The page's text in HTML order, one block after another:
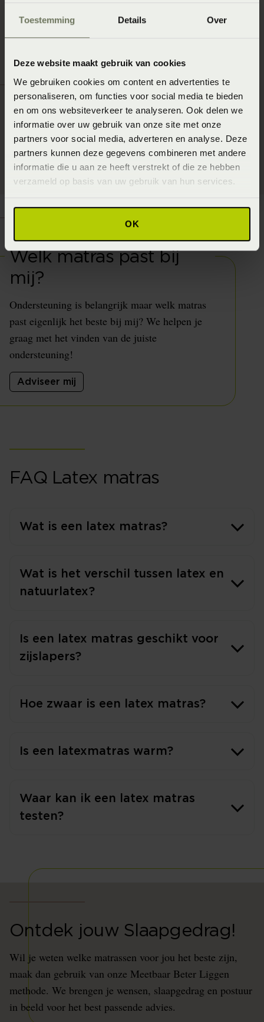
Toestemming Details Over
Deze website maakt gebruik van cookies
We gebruiken cookies om content en advertenties te
personaliseren, om functies voor social media te bieden
en om ons websiteverkeer te analyseren. Ook delen we
informatie over uw gebruik van onze site met onze
partners voor social media, adverteren en analyse. Deze
partners kunnen deze gegevens combineren met andere
informatie die u aan ze heeft verstrekt of die ze hebben
verzameld op basis van uw gebruik van hun services.
OK
Welk matras past bij
mij?
Ondersteuning is belangrijk maar welk matras
past eigenlijk het beste bij mij? We helpen je
graag met het vinden van de juiste
ondersteuning!
Adviseer mij
FAQ Latex matras
Wat is een latex matras?
Wat is het verschil tussen latex en
natuurlatex?
Is een latex matras geschikt voor
zijslapers?
Hoe zwaar is een latex matras?
Is een latexmatras warm?
Waar kan ik een latex matras
testen?
Ontdek jouw Slaapgedrag!
Wil je weten welke matrassen voor jou het beste zijn,
maak dan gebruik van onze Meetbaar Beter Liggen
methode. We brengen je wensen, slaapgedrag en postuur
in beeld voor het best passende advies.